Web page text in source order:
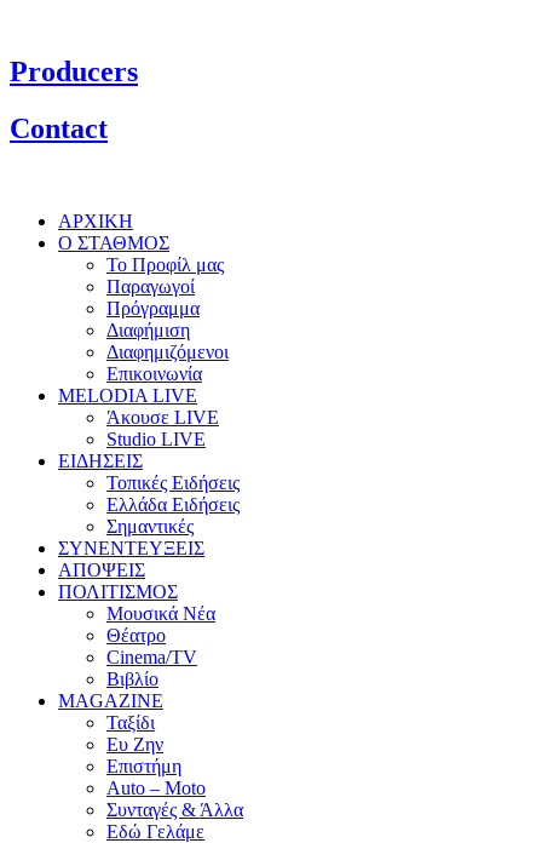
Producers
Contact
ΑΡΧΙΚΗ
Ο ΣΤΑΘΜΟΣ
Το Προφίλ μας
Παραγωγοί
Πρόγραμμα
Διαφήμιση
Διαφημιζόμενοι
Επικοινωνία
MELODIA LIVE
Άκουσε LIVE
Studio LIVE
ΕΙΔΗΣΕΙΣ
Τοπικές Ειδήσεις
Ελλάδα Ειδήσεις
Σημαντικές
ΣΥΝΕΝΤΕΥΞΕΙΣ
ΑΠΟΨΕΙΣ
ΠΟΛΙΤΙΣΜΟΣ
Μουσικά Νέα
Θέατρο
Cinema/TV
Βιβλίο
MAGAZINE
Ταξίδι
Ευ Ζην
Επιστήμη
Auto – Moto
Συνταγές & Άλλα
Εδώ Γελάμε